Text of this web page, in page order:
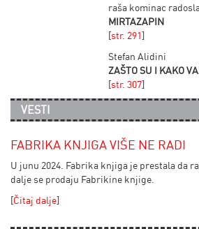
raša kominac
MIRTAZAPIN
[str. 291]
Stefan Alidini
ZAŠTO SU I KAKO
[str. 307]
VESTI
FABRIKA KNJIGA VIŠE NE RADI
U junu 2024. Fabrika knjiga je prestala da
dalje se prodaju Fabrikine knjige.
[Čitaj dalje]